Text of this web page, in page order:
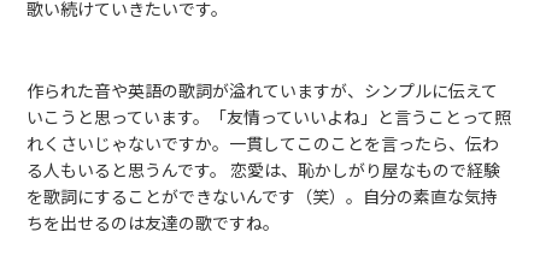
歌い続けていきたいです。
作られた音や英語の歌詞が溢れていますが、シンプルに伝えて
いこうと思っています。「友情っていいよね」と言うことって照
れくさいじゃないですか。一貫してこのことを言ったら、伝わ
る人もいると思うんです。 恋愛は、恥かしがり屋なもので経験
を歌詞にすることができないんです（笑）。自分の素直な気持
ちを出せるのは友達の歌ですね。